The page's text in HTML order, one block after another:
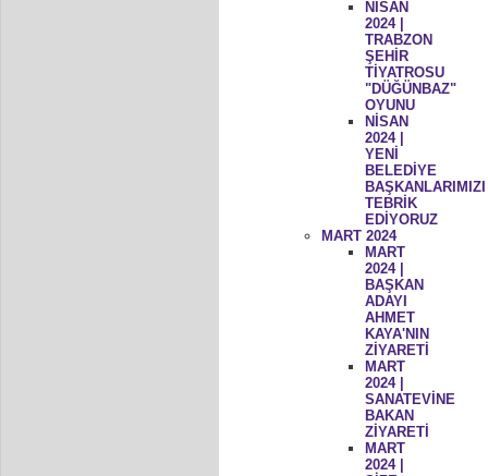
NİSAN
2024 |
TRABZON
ŞEHİR
TİYATROSU
"DÜĞÜNBAZ"
OYUNU
NİSAN
2024 |
YENİ
BELEDİYE
BAŞKANLARIMIZI
TEBRİK
EDİYORUZ
MART 2024
MART
2024 |
BAŞKAN
ADAYI
AHMET
KAYA'NIN
ZİYARETİ
MART
2024 |
SANATEVİNE
BAKAN
ZİYARETİ
MART
2024 |